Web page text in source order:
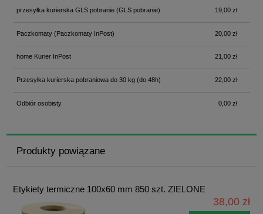
przesyłka kurierska GLS pobranie(GLS pobranie) 19,00 zł
Paczkomaty(Paczkomaty InPost) 20,00 zł
home Kurier InPost 21,00 zł
Przesyłka kurierska pobraniowa do 30 kg(do 48h) 22,00 zł
Odbiór osobisty 0,00 zł
Produkty powiązane
Etykiety termiczne 100x60 mm 850 szt. ZIELONE
38,00 zł